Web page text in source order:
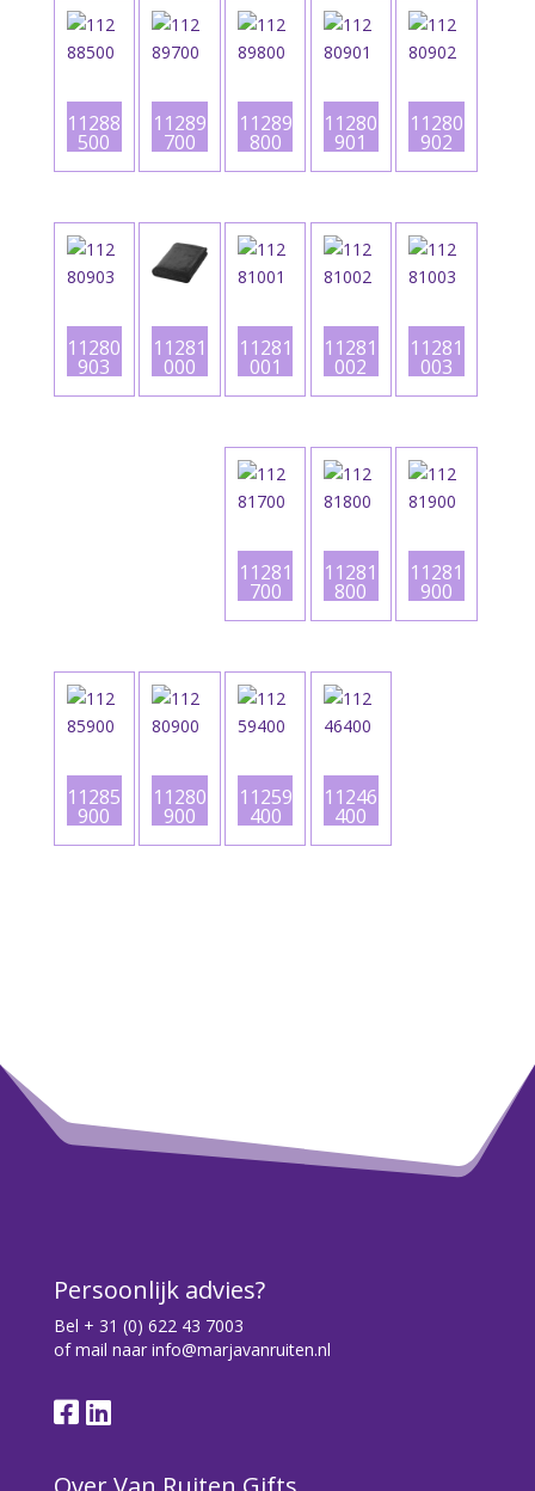
11288
500
11289
700
11289
800
11280
901
11280
902
11280
903
11281
000
11281
001
11281
002
11281
003
11281
700
11281
800
11281
900
11285
900
11280
900
11259
400
11246
400
Persoonlijk advies?
Bel + 31 (0) 622 43 7003
of mail naar info@marjavanruiten.nl